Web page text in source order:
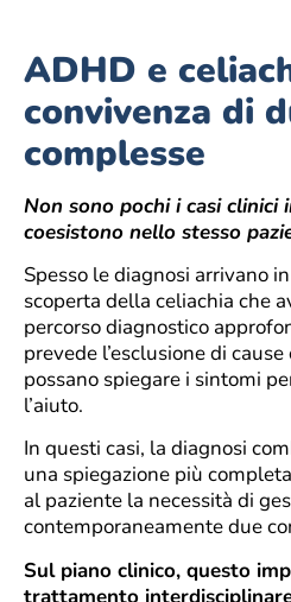
ADHD e
convivenza di
complesse
Non sono pochi i casi clinici
coesistono nello stesso
Spesso le diagnosi arrivano
scoperta della celiachia che
percorso diagnostico
prevede l’esclusione di
possano spiegare i sintomi
l’aiuto.
In questi casi, la diagnosi
una spiegazione più
al paziente la necessità di
contemporaneamente due
Sul piano clinico, questo
trattamento